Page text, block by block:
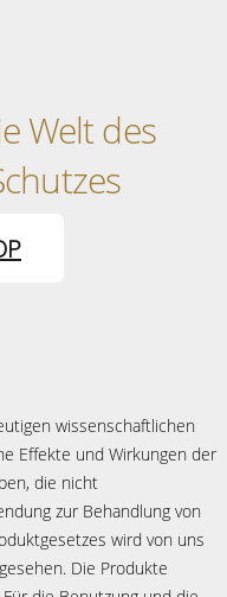
Welt des
wissenschaftlichen
Effekte und Wirkungen der
die nicht
zur Behandlung von
wird von uns
Die Produkte